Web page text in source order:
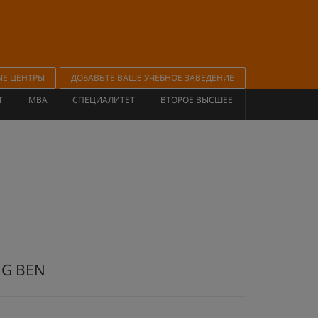
ЦЕНТРЫ
ДОБАВЬТЕ ВАШЕ УЧЕБНОЕ ЗАВЕДЕНИЕ
MBA СПЕЦИАЛИТЕТ ВТОРОЕ ВЫСШЕЕ
BEN